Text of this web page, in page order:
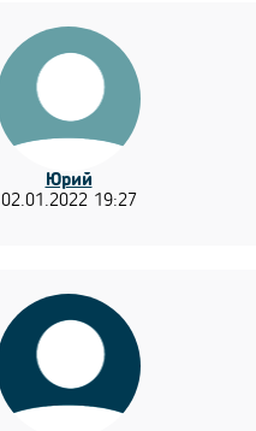
Юрий
02.01.2022 19:27